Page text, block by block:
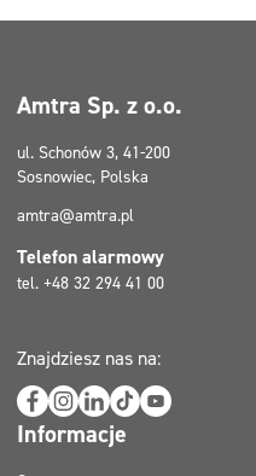
Amtra Sp. z o.o.
ul. Schonów 3, 41-200
Sosnowiec, Polska
amtra@amtra.pl
Telefon alarmowy
tel. +48 32 294 41 00
Znajdziesz nas na:
Informacje